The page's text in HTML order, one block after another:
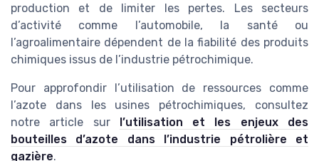
production et de limiter les pertes. Les secteurs
d’activité comme l’automobile, la santé ou
l’agroalimentaire dépendent de la fiabilité des produits
chimiques issus de l’industrie pétrochimique.
Pour approfondir l’utilisation de ressources comme
l’azote dans les usines pétrochimiques, consultez
notre article sur l’utilisation et les enjeux des
bouteilles d’azote dans l’industrie pétrolière et
gazière.